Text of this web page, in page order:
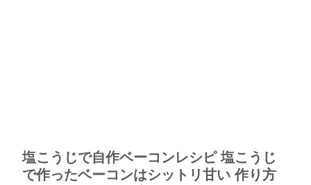
塩こうじで自作ベーコンレシピ 塩こうじ
で作ったベーコンはシットリ甘い 作り方